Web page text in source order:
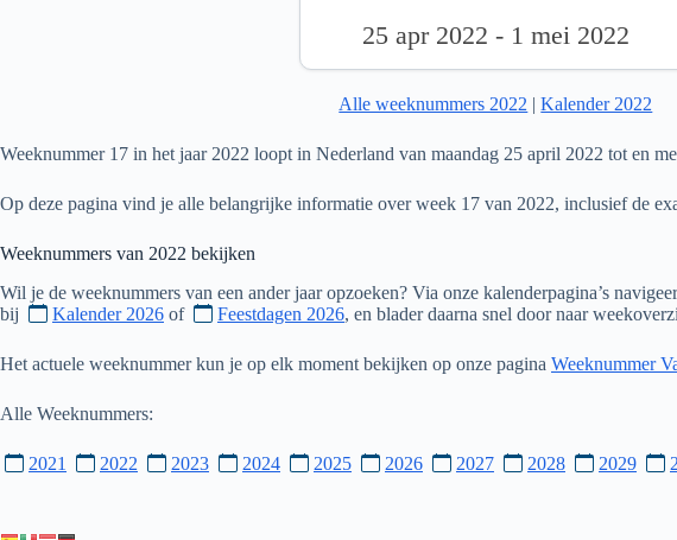
25 apr 2022 - 1 mei 2022
Alle weeknummers 2022 |Kalender 2022
Weeknummer 17 in het jaar 2022 loopt in Nederland van maandag 25 april 2022 tot en
Op deze pagina vind je alle belangrijke informatie over week 17 van 2022, inclusief de
Weeknummers van 2022 bekijken
Wil je de weeknummers van een ander jaar opzoeken? Via onze kalenderpagina’s
bij
Kalender 2026 of Feestdagen 2026, en blader daarna snel door naar
Het actuele weeknummer kun je op elk moment bekijken op onze pagina Weeknummer
Alle Weeknummers:
2021 2022 2023 2024 2025 2026 2027 2028 2029